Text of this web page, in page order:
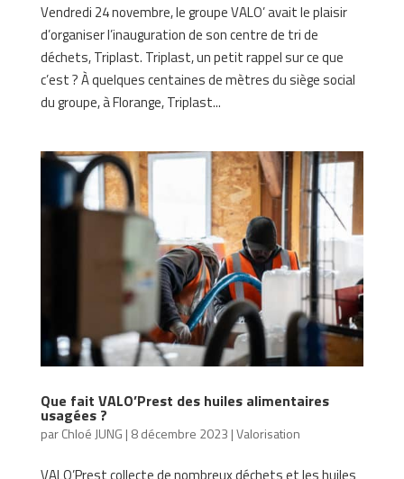
Vendredi 24 novembre, le groupe VALO’ avait le plaisir
d’organiser l’inauguration de son centre de tri de
déchets, Triplast. Triplast, un petit rappel sur ce que
c’est ? À quelques centaines de mètres du siège social
du groupe, à Florange, Triplast...
Que fait VALO’Prest des huiles alimentaires
usagées ?
parChloé JUNG | 8 décembre 2023 |Valorisation
VALO’Prest collecte de nombreux déchets et les huiles